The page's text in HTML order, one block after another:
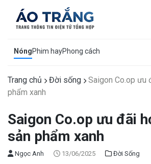
NóngPhim hayPhong cách
Trang chủ Đời sống
Saigon Co.op ưu
phẩm xanh
Saigon Co.op ưu đãi
sản phẩm xanh
Ngọc Anh 13/06/2025 Đời Sống